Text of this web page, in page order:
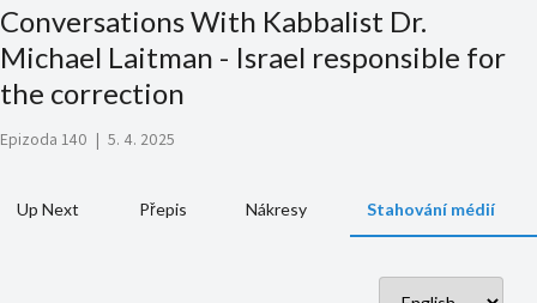
Conversations With Kabbalist Dr.
Michael Laitman - Israel responsible for
the correction
Epizoda 140 | 5. 4. 2025
Up Next Přepis Nákresy Stahování médií